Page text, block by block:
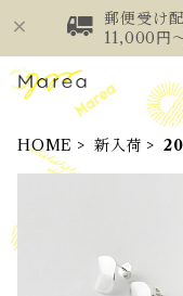
郵便受け
11,000円
HOME 新入荷